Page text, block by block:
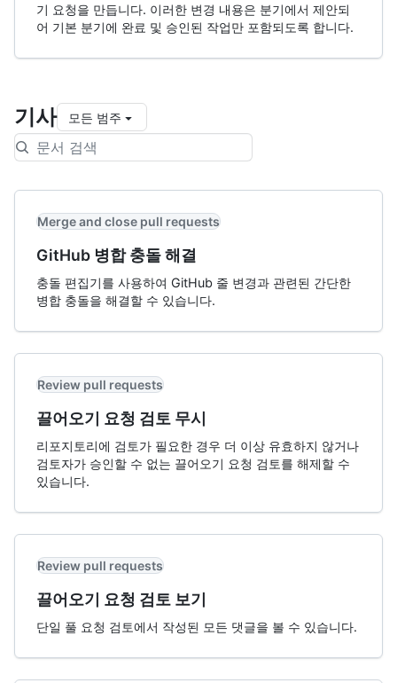
기 요청을 만듭니다. 이러한 변경 내용은 분기에서 제안되
어 기본 분기에 완료 및 승인된 작업만 포함되도록 합니다.
기사 모든 범주
Merge and close pull requests
GitHub 병합 충돌 해결
충돌 편집기를 사용하여 GitHub 줄 변경과 관련된 간단한
병합 충돌을 해결할 수 있습니다.
Review pull requests
끌어오기 요청 검토 무시
리포지토리에 검토가 필요한 경우 더 이상 유효하지 않거나
검토자가 승인할 수 없는 끌어오기 요청 검토를 해제할 수
있습니다.
Review pull requests
끌어오기 요청 검토 보기
단일 풀 요청 검토에서 작성된 모든 댓글을 볼 수 있습니다.